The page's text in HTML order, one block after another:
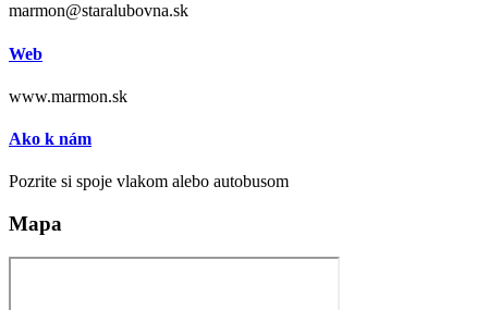
marmon@staralubovna.sk
Web
www.marmon.sk
Ako k nám
Pozrite si spoje vlakom alebo autobusom
Mapa